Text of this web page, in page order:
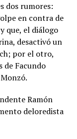
dos rumores:
en contra de
que, el diálogo
desactivó un
por el otro,
de Facundo
Ramón
deloredista